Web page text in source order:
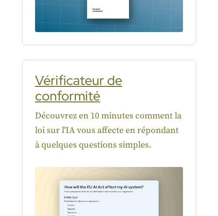
Vérificateur de
conformité
Découvrez en 10 minutes comment la
loi sur l'IA vous affecte en répondant
à quelques questions simples.